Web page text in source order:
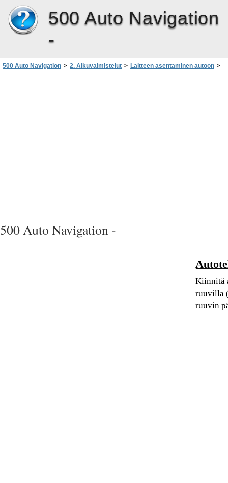
500 Auto Navigation
-
500 Auto Navigation > 2. Alkuvalmistelut > Laitteen asentaminen autoon >
500 Auto Navigation -
Kiinnitä
ruuvilla
ruuvin